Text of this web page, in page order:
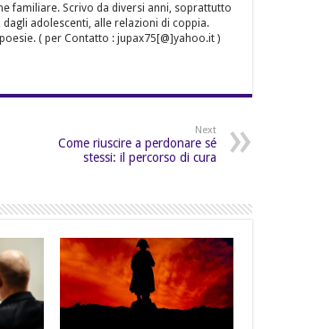
familiare. Scrivo da diversi anni, soprattutto
adolescenti, alle relazioni di coppia.
( per Contatto : jupax75[@]yahoo.it )
Next
Come riuscire a perdonare sé
stessi: il percorso di cura